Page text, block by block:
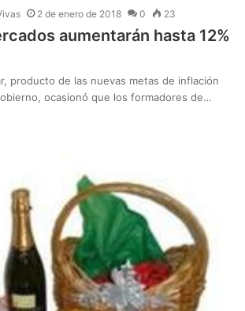
2 de enero de 2018 0 23
aumentarán hasta 12%
producto de las nuevas metas de inflación
ocasionó que los formadores de…